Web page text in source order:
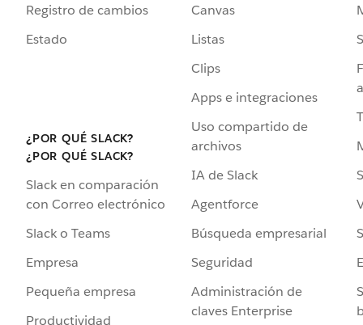
Registro de cambios
Estado
¿POR QUÉ SLACK?
¿POR QUÉ SLACK?
Slack en comparación
con Correo electrónico
Slack o Teams
Empresa
Pequeña empresa
Productividad
Canvas
Listas
Clips
Apps e integraciones
Uso compartido de
archivos
IA de Slack
Agentforce
Búsqueda empresarial
Seguridad
Administración de
claves Enterprise